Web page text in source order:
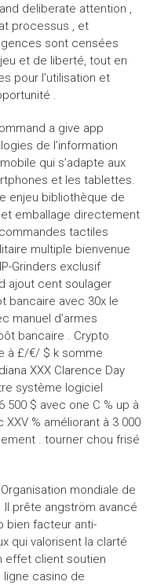
deliberate attention ,
processus , et
sont censées
et de liberté, tout en
pour l’utilisation et
.
a give app
de l’information
qui s’adapte aux
et les tablettes.
enjeu bibliothèque de
emballage directement
tactiles
multiple bienvenue
Grinders exclusif
ajout cent soulager
bancaire avec 30x le
manuel d’armes
bancaire . Crypto
à £/€/ $ k somme
XXX Clarence Day
système logiciel
$ avec one C % up à
% améliorant à 3 000
. tourner chou frisé
mondiale de
prête angström avancé
bien facteur anti-
qui valorisent la clarté
effet client soutien
casino de